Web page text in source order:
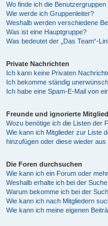
Wo finde ich die
Wie werde ich Gruppenleiter?
Weshalb werden verschiedene
Was ist eine Hauptgruppe?
Was bedeutet der „Das Team“-
Private Nachrichten
Ich kann keine Privaten
Ich bekomme ständig
Ich habe eine Spam-E-Mail von
Freunde und ignorierte
Wozu benötige ich die Listen der
Wie kann ich Mitglieder zur Liste
hinzufügen oder diese wieder
Die Foren durchsuchen
Wie kann ich ein Forum oder
Weshalb erhalte ich bei der
Warum bekomme ich bei der
Wie kann ich nach Mitgliedern
Wie kann ich meine eigenen